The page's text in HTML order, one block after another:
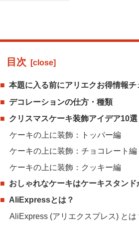
目次
本題に入る前にアリエクお得情報チ
デコレーションの仕方・種類
クリスマスケーキ装飾アイデア10選
ケーキの上に装飾：トッパー編
ケーキの上に装飾：チョコレート編
ケーキの上に装飾：クッキー編
おしゃれなケーキはケーキスタンド
AliExpressとは？
AliExpress (アリエクスプレス) とは